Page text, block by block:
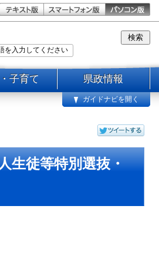
子育て 県政情報
ガイドナビを開く
生徒等特別選抜・